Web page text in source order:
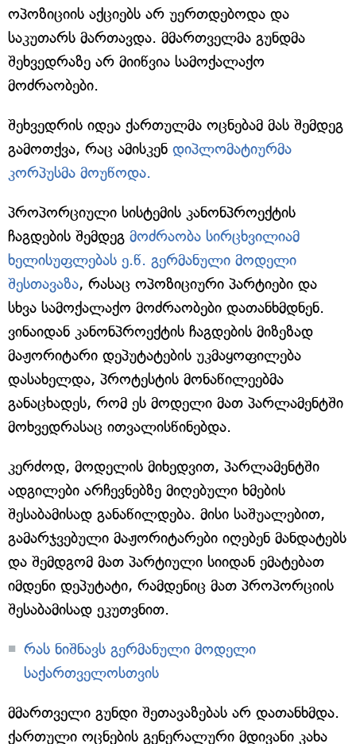
ოპოზიციის აქციებს არ უერთდებოდა და
საკუთარს მართავდა. მმართველმა გუნდმა
შეხვედრაზე არ მიიწვია სამოქალაქო
მოძრაობები.
შეხვედრის იდეა ქართულმა ოცნებამ მას შემდეგ
გამოთქვა, რაც ამისკენ დიპლომატიურმა
კორპუსმა მოუწოდა.
პროპორციული სისტემის კანონპროექტის
ჩაგდების შემდეგ მოძრაობა სირცხვილიამ
ხელისუფლებას ე.წ. გერმანული მოდელი
შესთავაზა, რასაც ოპოზიციური პარტიები და
სხვა სამოქალაქო მოძრაობები დათანხმდნენ.
ვინაიდან კანონპროექტის ჩაგდების მიზეზად
მაჟორიტარი დეპუტატების უკმაყოფილება
დასახელდა, პროტესტის მონაწილეებმა
განაცხადეს, რომ ეს მოდელი მათ პარლამენტში
მოხვედრასაც ითვალისწინებდა.
კერძოდ, მოდელის მიხედვით, პარლამენტში
ადგილები არჩევნებზე მიღებული ხმების
შესაბამისად განაწილდება. მისი საშუალებით,
გამარჯვებული მაჟორიტარები იღებენ მანდატებს
და შემდგომ მათ პარტიული სიიდან ემატებათ
იმდენი დეპუტატი, რამდენიც მათ პროპორციის
შესაბამისად ეკუთვნით.
რას ნიშნავს გერმანული მოდელი
საქართველოსთვის
მმართველი გუნდი შეთავაზებას არ დათანხმდა.
ქართული ოცნების გენერალური მდივანი კახა